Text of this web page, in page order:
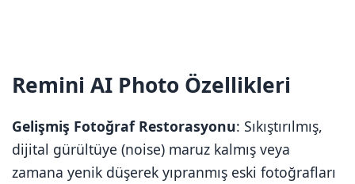
Remini AI Photo Özellikleri
Gelişmiş Fotoğraf Restorasyonu: Sıkıştırılmış,
dijital gürültüye (noise) maruz kalmış veya
zamana yenik düşerek yıpranmış eski fotoğrafları